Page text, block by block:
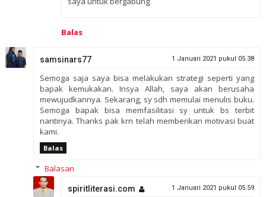
Balas
samsinars77 1 Januari 2021 pukul 05.38
Semoga saja saya bisa melakukan strategi seperti yang
bapak kemukakan. Insya Allah, saya akan berusaha
mewujudkannya. Sekarang, sy sdh memulai menulis buku.
Semoga bapak bisa memfasilitasi sy untuk bs terbit
nantinya. Thanks pak krn telah memberikan motivasi buat
kami.
Balas
Balasan
spiritliterasi.com 1 Januari 2021 pukul 05.59